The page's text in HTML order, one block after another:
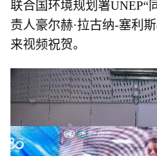
联合国环境规划署UNEP“
责人豪尔赫·拉古纳-塞利
来视频祝贺。